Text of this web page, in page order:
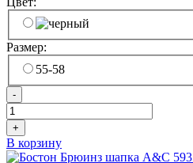
Размер:
55-58
-
+
В корзину